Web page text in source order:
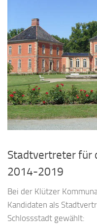
Stadtvertreter für
2014-2019
Bei der Klützer
Kandidaten als
Schlossstadt gewählt: